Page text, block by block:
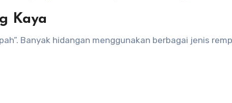
Kaya
Banyak hidangan menggunakan berbagai jenis